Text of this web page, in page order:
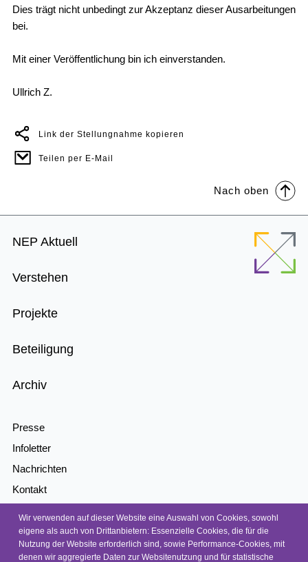
Dies trägt nicht unbedingt zur Akzeptanz dieser Ausarbeitungen
bei.
Mit einer Veröffentlichung bin ich einverstanden.
Ullrich Z.
Link der Stellungnahme kopieren
Teilen per E-Mail
Nach oben
Footer
NEP Aktuell
Verstehen
Projekte
Beteiligung
Archiv
Presse
Infoletter
Nachrichten
Kontakt
Barriere melden
Datenschutz
Wir verwenden auf dieser Website eine Auswahl von Cookies, sowohl
eigene als auch von Drittanbietern: Essenzielle Cookies, die für die
Nutzung der Website erforderlich sind, sowie Performance-Cookies, mit
denen wir aggregierte Daten zur Websitenutzung und für statistische